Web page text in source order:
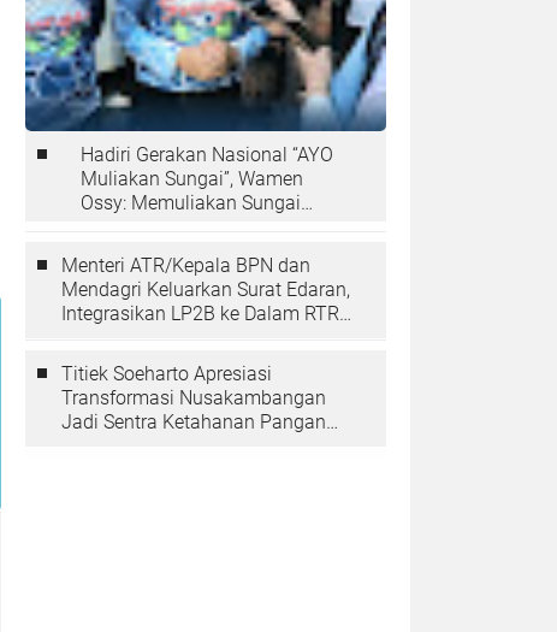
Hadiri Gerakan Nasional “AYO
Muliakan Sungai”, Wamen
Ossy: Memuliakan Sungai
Menteri ATR/Kepala BPN dan
Mendagri Keluarkan Surat Edaran,
Integrasikan LP2B ke Dalam RTRW
Titiek Soeharto Apresiasi
Transformasi Nusakambangan
Jadi Sentra Ketahanan Pangan